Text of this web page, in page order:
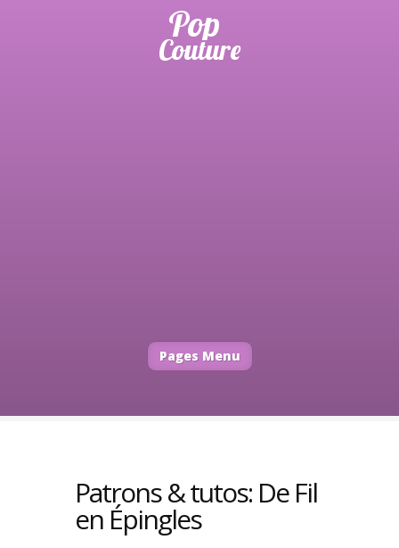
Pages Menu
Patrons & tutos: De Fil
en Épingles